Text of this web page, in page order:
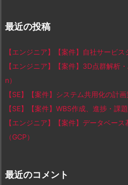
最近の投稿
【エンジニア】【案件】自社サービス
【エンジニア】【案件】3D点群解析
n）
【SE】【案件】システム共用化の計
【SE】【案件】WBS作成、進捗・課
【エンジニア】【案件】データベー
（GCP）
最近のコメント